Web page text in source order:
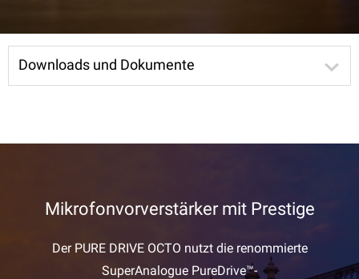
Downloads und Dokumente
Mikrofonvorverstärker mit Prestige
Der PURE DRIVE OCTO nutzt die renommierte
SuperAnalogue PureDrive™-